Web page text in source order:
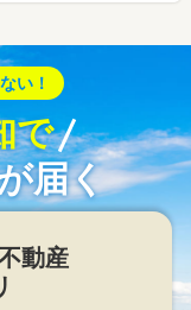
い！
で
届く
動産